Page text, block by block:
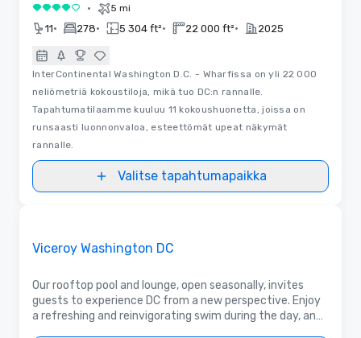
4 / 5 • 5 mi
11• 278• 5 304 ft²• 22 000 ft²• 2025
InterContinental Washington D.C. - Wharfissa on yli 22 000
neliömetriä kokoustiloja, mikä tuo DC:n rannalle.
Tapahtumatilaamme kuuluu 11 kokoushuonetta, joissa on
runsaasti luonnonvaloa, esteettömät upeat näkymät
rannalle.
Valitse tapahtumapaikka
Viceroy Washington DC
Our rooftop pool and lounge, open seasonally, invites
guests to experience DC from a new perspective. Enjoy
a refreshing and reinvigorating swim during the day, and